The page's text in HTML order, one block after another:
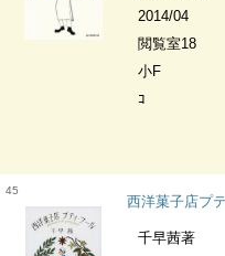
2014/04
閲覧室18
小F
ｺ
45
西洋菓子店プ
千早茜著